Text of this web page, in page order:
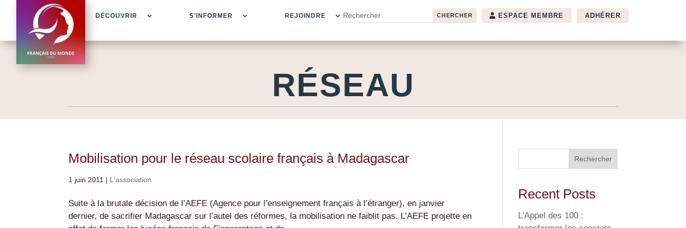
DÉCOUVRIR S’INFORMER REJOINDRE ESPACE MEMBRE ADHÉRER
RÉSEAU
Mobilisation pour le réseau scolaire français à Madagascar
1 juin 2011 | L'association
Suite à la brutale décision de l’AEFE (Agence pour l’enseignement français à l’étranger), en janvier
dernier, de sacrifier Madagascar sur l’autel des réformes, la mobilisation ne faiblit pas. L’AEFE projette en
Rechercher
Recent Posts
L’Appel des 100 :